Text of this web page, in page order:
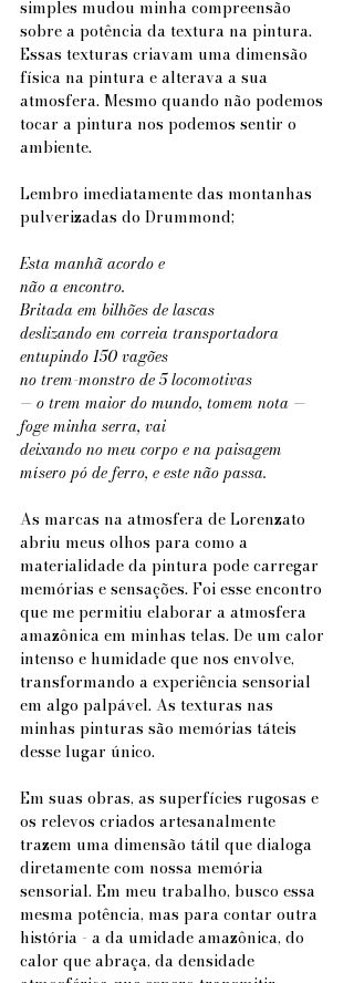
simples mudou minha compreensão
sobre a potência da textura na pintura.
Essas texturas criavam uma dimensão
física na pintura e alterava a sua
atmosfera. Mesmo quando não podemos
tocar a pintura nos podemos sentir o
ambiente.
Lembro imediatamente das montanhas
pulverizadas do Drummond;
Esta manhã acordo e
não a encontro.
Britada em bilhões de lascas
deslizando em correia transportadora
entupindo 150 vagões
no trem-monstro de 5 locomotivas
— o trem maior do mundo, tomem nota —
foge minha serra, vai
deixando no meu corpo e na paisagem
mísero pó de ferro, e este não passa.
As marcas na atmosfera de Lorenzato
abriu meus olhos para como a
materialidade da pintura pode carregar
memórias e sensações. Foi esse encontro
que me permitiu elaborar a atmosfera
amazônica em minhas telas. De um calor
intenso e humidade que nos envolve,
transformando a experiência sensorial
em algo palpável. As texturas nas
minhas pinturas são memórias táteis
desse lugar único.
Em suas obras, as superfícies rugosas e
os relevos criados artesanalmente
trazem uma dimensão tátil que dialoga
diretamente com nossa memória
sensorial. Em meu trabalho, busco essa
mesma potência, mas para contar outra
história - a da umidade amazônica, do
calor que abraça, da densidade